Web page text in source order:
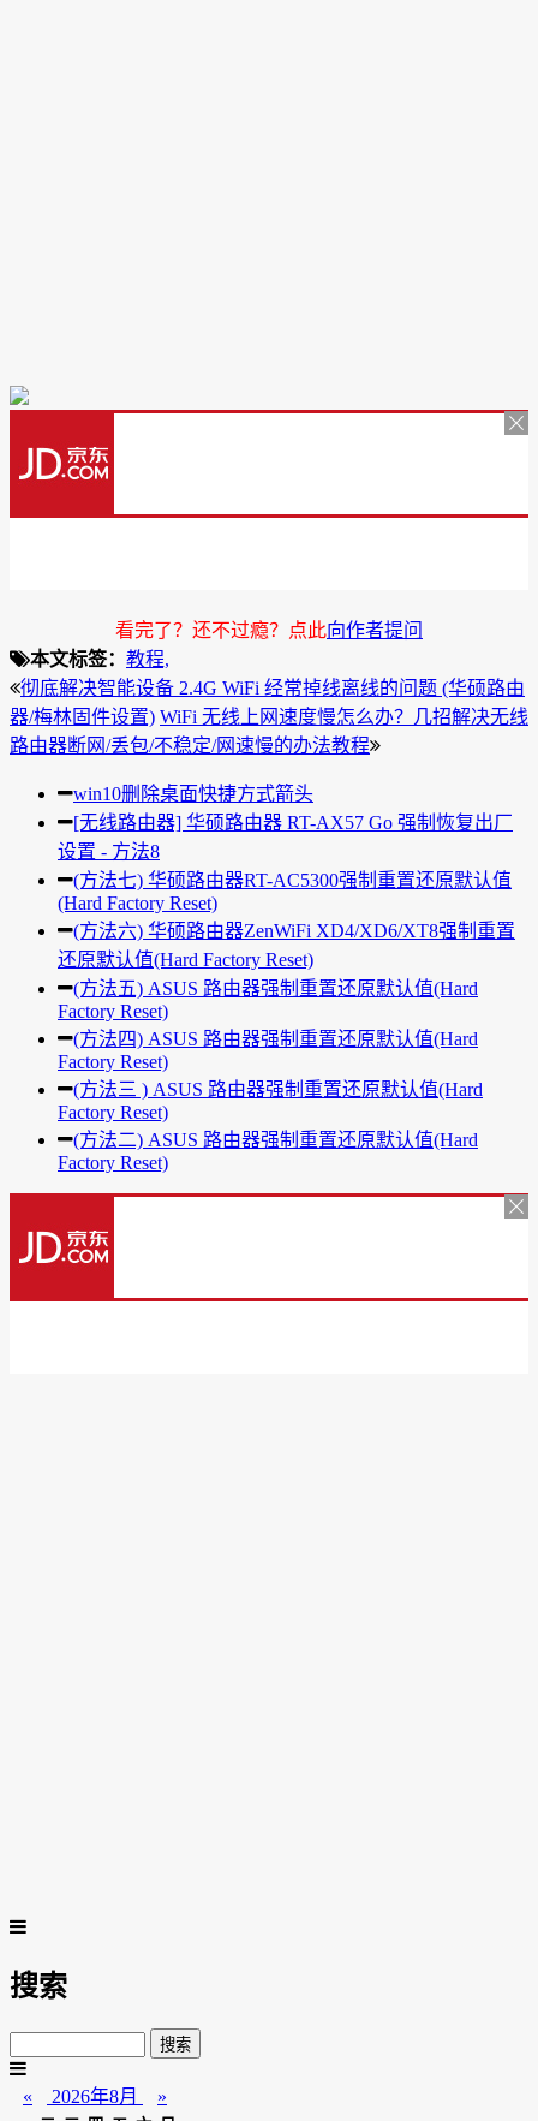
看完了？还不过瘾？点此向作者提问
本文标签： 教程,
彻底解决智能设备 2.4G WiFi 经常掉线离线的问题 (华硕路由
器/梅林固件设置) WiFi 无线上网速度慢怎么办？几招解决无线
路由器断网/丢包/不稳定/网速慢的办法教程
win10删除桌面快捷方式箭头
[无线路由器] 华硕路由器 RT-AX57 Go 强制恢复出厂
设置 - 方法8
(方法七) 华硕路由器RT-AC5300强制重置还原默认值
(Hard Factory Reset)
(方法六) 华硕路由器ZenWiFi XD4/XD6/XT8强制重置
还原默认值(Hard Factory Reset)
(方法五) ASUS 路由器强制重置还原默认值(Hard
Factory Reset)
(方法四) ASUS 路由器强制重置还原默认值(Hard
Factory Reset)
(方法三 ) ASUS 路由器强制重置还原默认值(Hard
Factory Reset)
(方法二) ASUS 路由器强制重置还原默认值(Hard
Factory Reset)
搜索
« 2026年8月 »